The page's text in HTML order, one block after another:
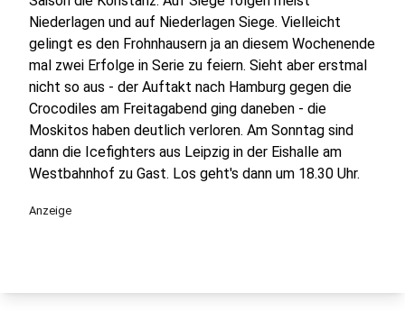
Niederlagen und auf Niederlagen Siege. Vielleicht
gelingt es den Frohnhausern ja an diesem Wochenende
mal zwei Erfolge in Serie zu feiern. Sieht aber erstmal
nicht so aus - der Auftakt nach Hamburg gegen die
Crocodiles am Freitagabend ging daneben - die
Moskitos haben deutlich verloren. Am Sonntag sind
dann die Icefighters aus Leipzig in der Eishalle am
Westbahnhof zu Gast. Los geht's dann um 18.30 Uhr.
Anzeige